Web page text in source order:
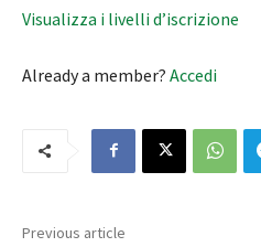
Visualizza i livelli d’iscrizione
Already a member? Accedi
Previous article